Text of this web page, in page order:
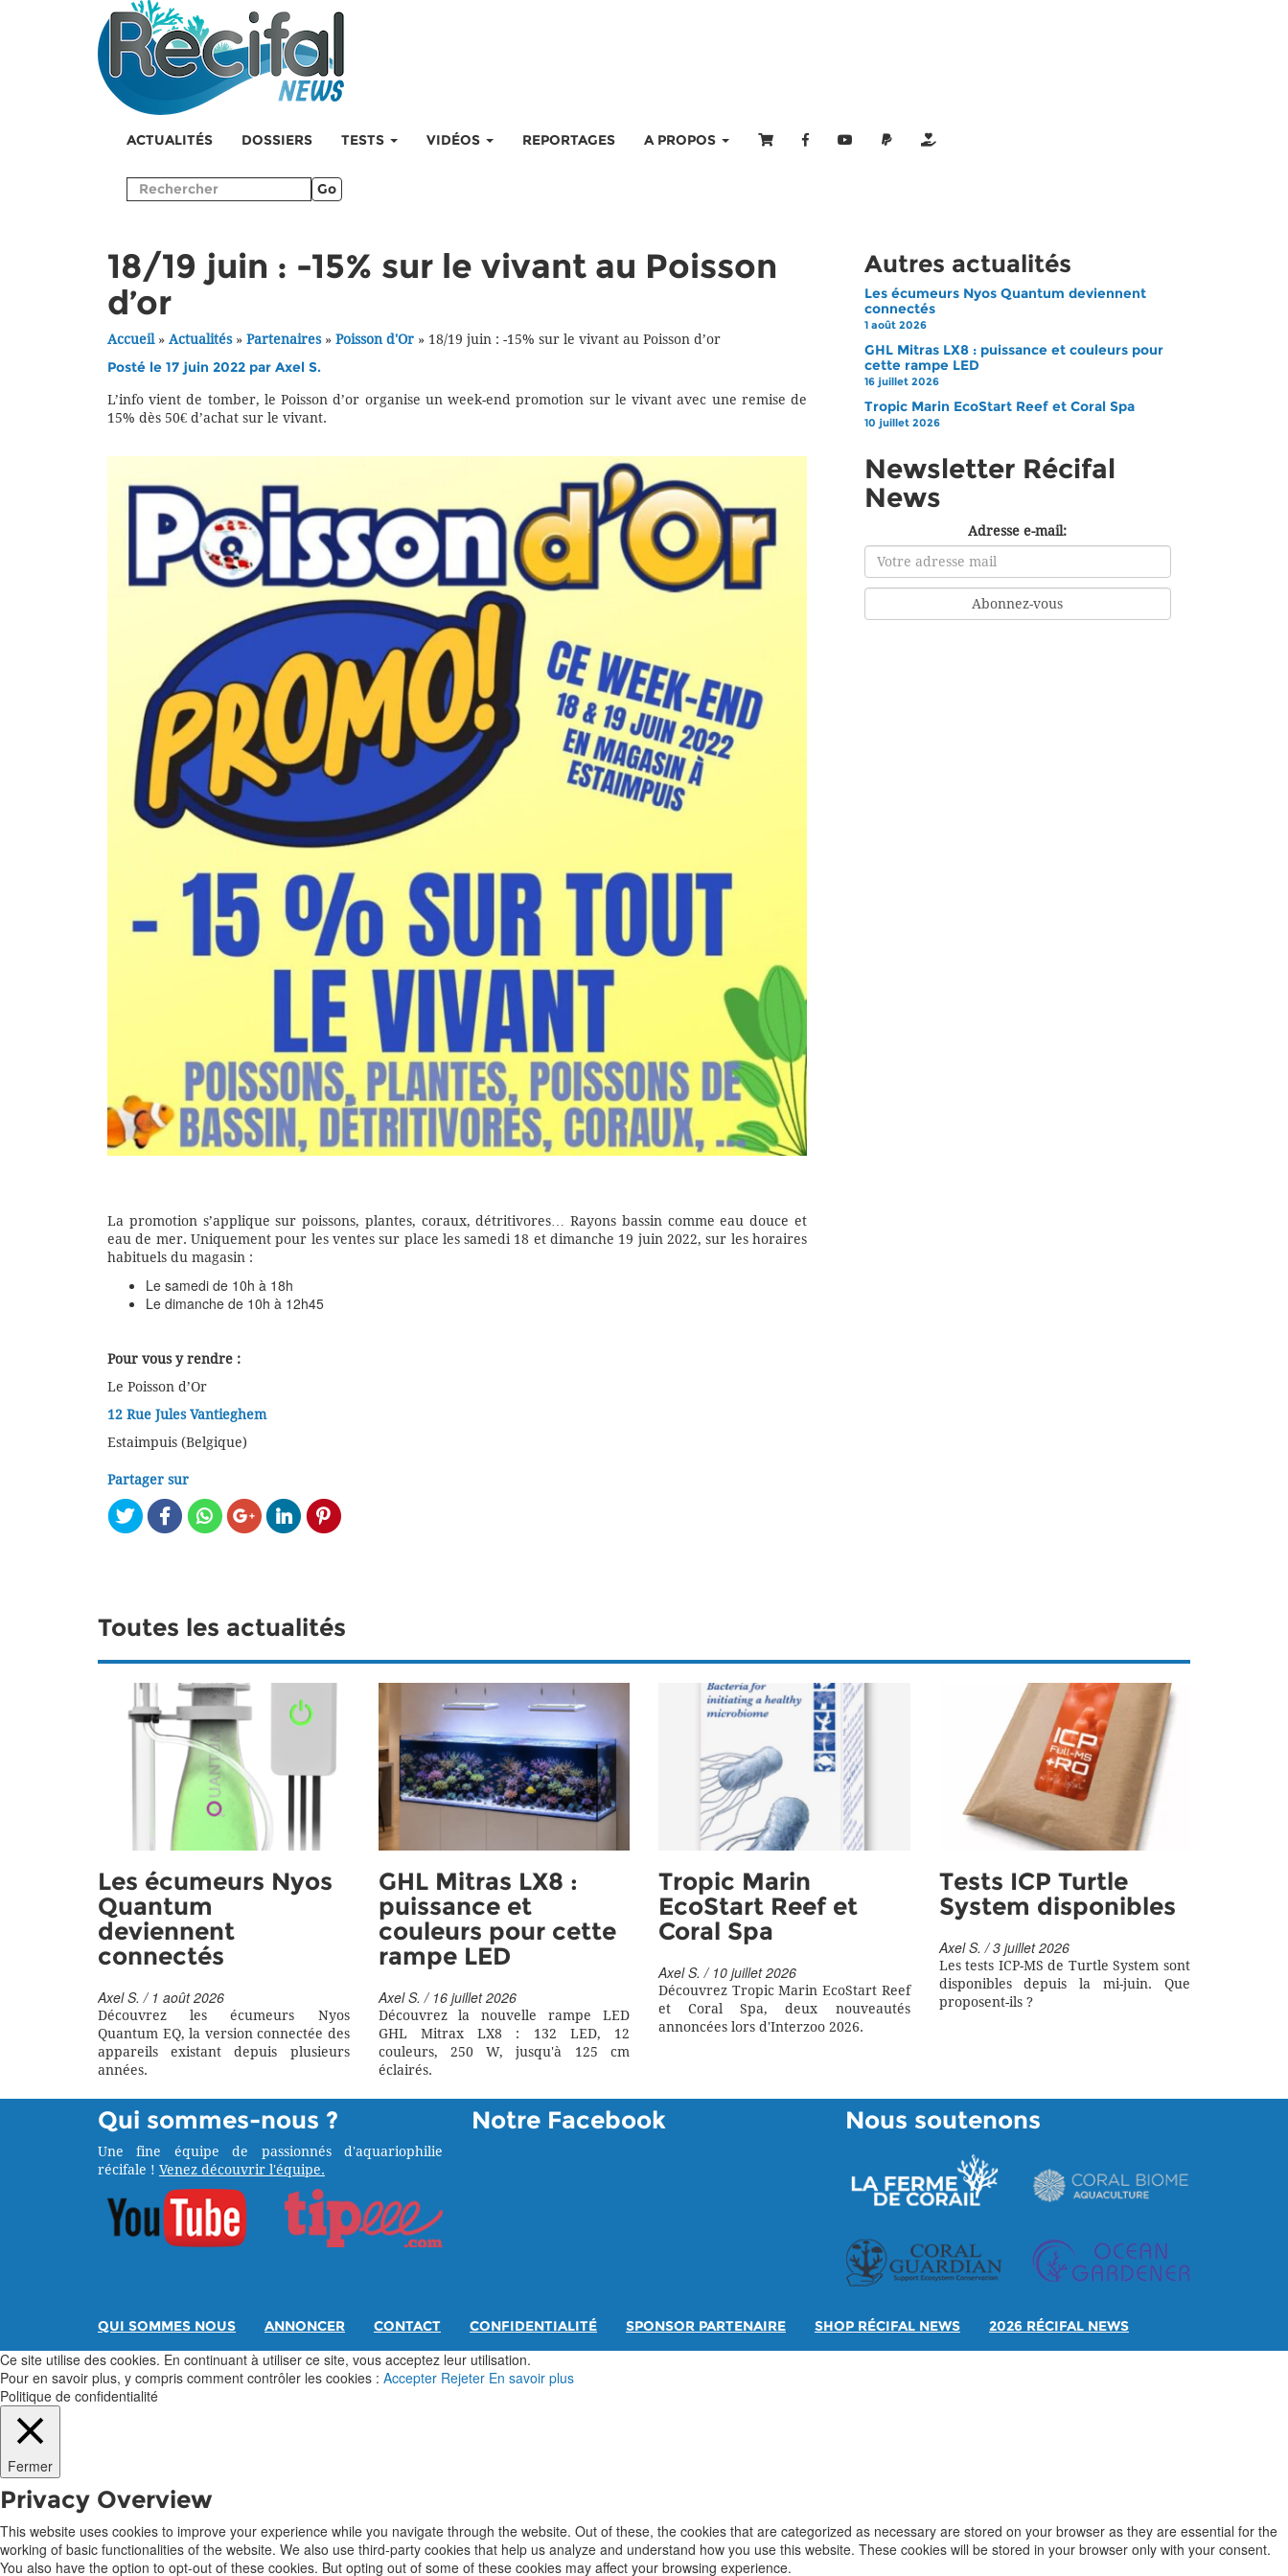
ACTUALITÉS DOSSIERS TESTS VIDÉOS REPORTAGES A PROPOS
Go
18/19 juin : -15% sur le vivant au Poisson
d’or
Accueil» Actualités» Partenaires» Poisson d'Or » 18/19 juin : -15% sur le vivant au Poisson d’or
Posté le 17 juin 2022 par Axel S.
L’info vient de tomber, le Poisson d’or organise un week-end promotion sur le vivant avec une remise de
15% dès 50€ d’achat sur le vivant.
La promotion s’applique sur poissons, plantes, coraux, détritivores… Rayons bassin comme eau douce et
eau de mer. Uniquement pour les ventes sur place les samedi 18 et dimanche 19 juin 2022, sur les horaires
habituels du magasin :
Le samedi de 10h à 18h
Le dimanche de 10h à 12h45
Pour vous y rendre :
Le Poisson d’Or
12 Rue Jules Vantieghem
Estaimpuis (Belgique)
Partager sur
Autres actualités
Les écumeurs Nyos Quantum deviennent
connectés
1 août 2026
GHL Mitras LX8 : puissance et couleurs pour
cette rampe LED
16 juillet 2026
Tropic Marin EcoStart Reef et Coral Spa
10 juillet 2026
Newsletter Récifal
News
Adresse e-mail:
Toutes les actualités
Les écumeurs Nyos
Quantum
deviennent
connectés
Axel S. / 1 août 2026
Découvrez les écumeurs Nyos
Quantum EQ, la version connectée des
appareils existant depuis plusieurs
années.
GHL Mitras LX8 :
puissance et
couleurs pour cette
rampe LED
Axel S. / 16 juillet 2026
Découvrez la nouvelle rampe LED
GHL Mitrax LX8 : 132 LED, 12
couleurs, 250 W, jusqu'à 125 cm
éclairés.
Tropic Marin
EcoStart Reef et
Coral Spa
Axel S. / 10 juillet 2026
Découvrez Tropic Marin EcoStart Reef
et Coral Spa, deux nouveautés
annoncées lors d'Interzoo 2026.
Tests ICP Turtle
System disponibles
Axel S. / 3 juillet 2026
Les tests ICP-MS de Turtle System sont
disponibles depuis la mi-juin. Que
proposent-ils ?
Qui sommes-nous ?
Une fine équipe de passionnés d'aquariophilie
récifale ! Venez découvrir l'équipe.
Notre Facebook Nous soutenons
QUI SOMMES NOUS ANNONCER CONTACT CONFIDENTIALITÉ SPONSOR PARTENAIRE SHOP RÉCIFAL NEWS 2026 RÉCIFAL NEWS
Ce site utilise des cookies. En continuant à utiliser ce site, vous acceptez leur utilisation.
Pour en savoir plus, y compris comment contrôler les cookies : Accepter Rejeter En savoir plus
Politique de confidentialité
Fermer
Privacy Overview
This website uses cookies to improve your experience while you navigate through the website. Out of these, the cookies that are categorized as necessary are stored on your browser as they are essential for the
working of basic functionalities of the website. We also use third-party cookies that help us analyze and understand how you use this website. These cookies will be stored in your browser only with your consent.
You also have the option to opt-out of these cookies. But opting out of some of these cookies may affect your browsing experience.